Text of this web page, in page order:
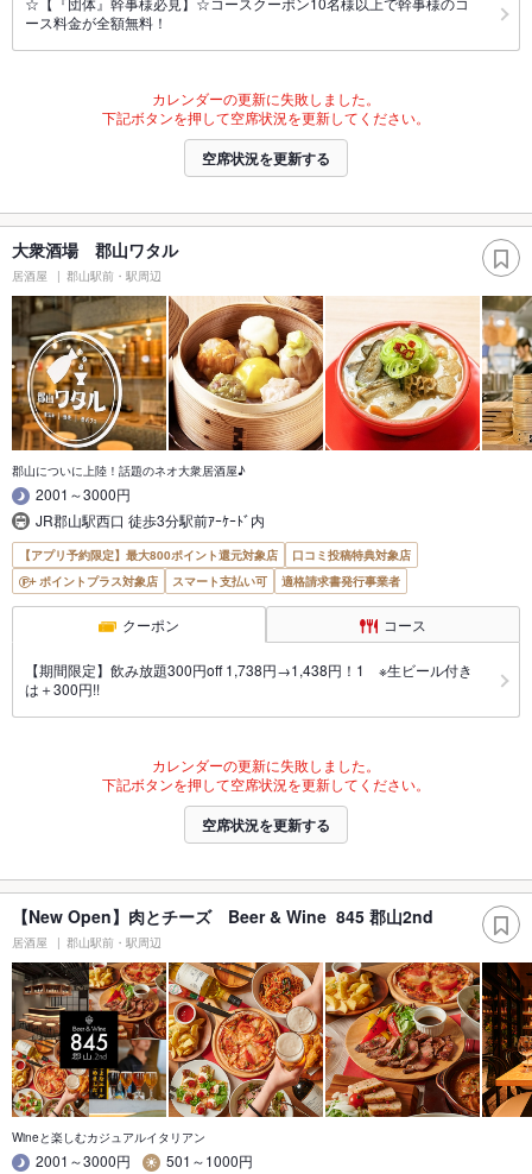
ース料金が全額無料！
カレンダーの更新に失敗しました。
下記ボタンを押して空席状況を更新してください。
空席状況を更新する
大衆酒場 郡山ワタル
居酒屋 郡山駅前・駅周辺
郡山についに上陸！話題のネオ大衆居酒屋♪
2001～3000円
JR郡山駅西口 徒歩3分駅前ｱｰｹｰﾄﾞ内
【アプリ予約限定】最大800ポイント還元対象店
口コミ投稿特典対象店
ポイントプラス対象店
スマート支払い可 適格請求書発行事業者
クーポン コース
【期間限定】飲み放題300円off 1,738円→1,438円！1 ※生ビール付き
は＋300円!!
カレンダーの更新に失敗しました。
下記ボタンを押して空席状況を更新してください。
空席状況を更新する
【New Open】肉とチーズ Beer & Wine 845 郡山2nd
居酒屋 郡山駅前・駅周辺
Wineと楽しむカジュアルイタリアン
2001～3000円
501～1000円